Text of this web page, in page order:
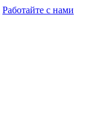
Работайте с нами